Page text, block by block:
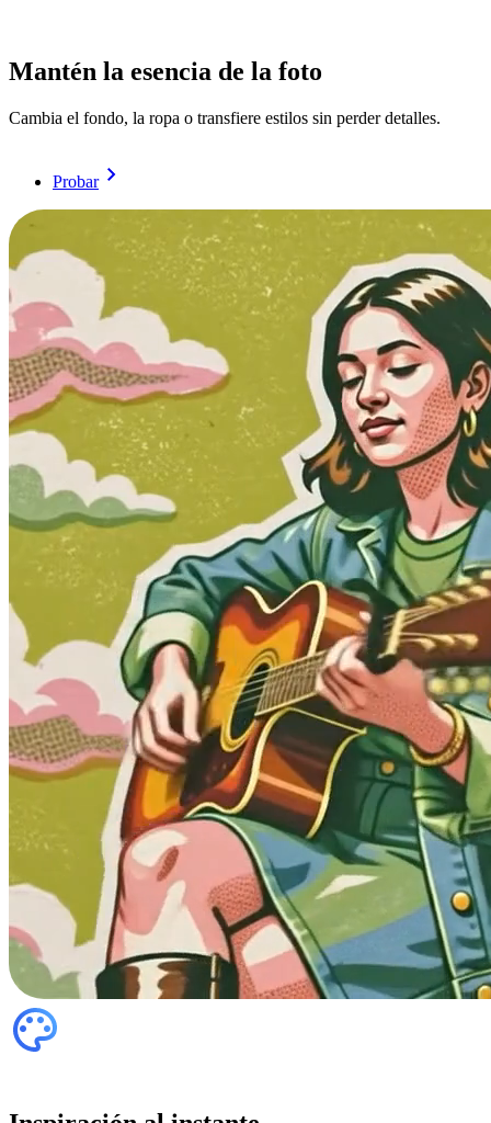
Mantén la esencia de la foto
Cambia el fondo, la ropa o transfiere estilos sin perder detalles.
Probar